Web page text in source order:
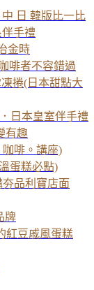
中 日 韓版比一比
伴手禮
金時
啡者不容錯過
捲(日本甜點大
日本皇室伴手禮
有趣
咖啡。講座)
蛋糕必點)
夯品利寶店面
牌
紅豆戚風蛋糕